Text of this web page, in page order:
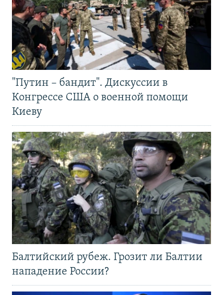
"Путин – бандит". Дискуссии в
Конгрессе США о военной помощи
Киеву
Балтийский рубеж. Грозит ли Балтии
нападение России?